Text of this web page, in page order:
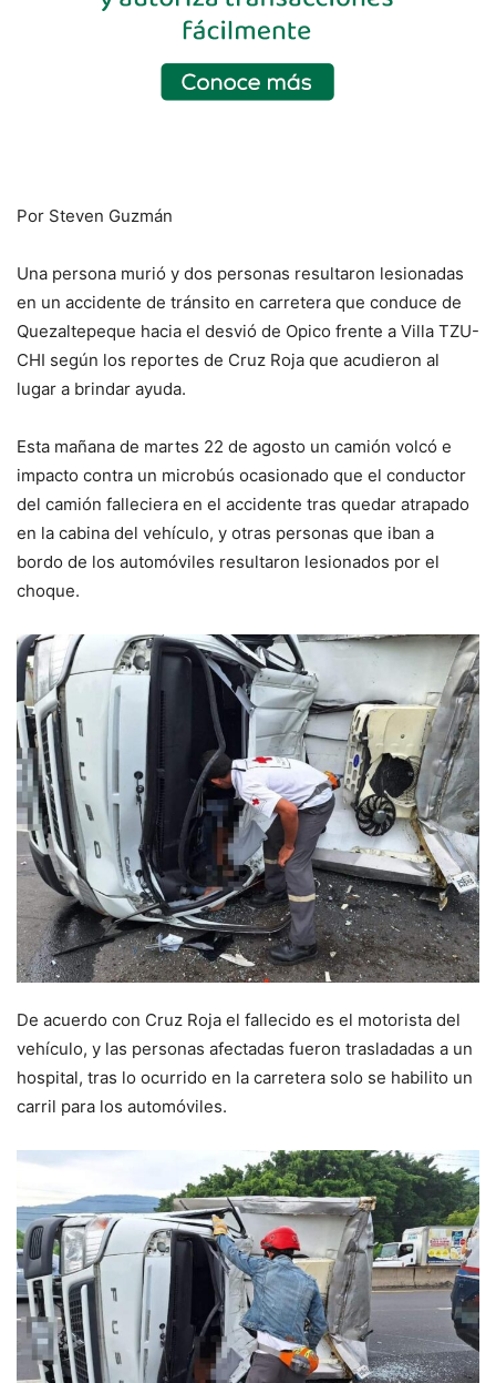
Por Steven Guzmán
Una persona murió y dos personas resultaron lesionadas
en un accidente de tránsito en carretera que conduce de
Quezaltepeque hacia el desvió de Opico frente a Villa TZU-
CHI según los reportes de Cruz Roja que acudieron al
lugar a brindar ayuda.
Esta mañana de martes 22 de agosto un camión volcó e
impacto contra un microbús ocasionado que el conductor
del camión falleciera en el accidente tras quedar atrapado
en la cabina del vehículo, y otras personas que iban a
bordo de los automóviles resultaron lesionados por el
choque.
De acuerdo con Cruz Roja el fallecido es el motorista del
vehículo, y las personas afectadas fueron trasladadas a un
hospital, tras lo ocurrido en la carretera solo se habilito un
carril para los automóviles.